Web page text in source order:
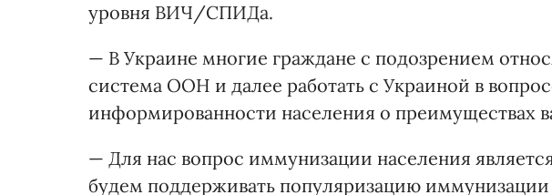
уровня ВИЧ/СПИДа.
— В Украине многие граждане с подозрением
система ООН и далее работать с Украиной в
информированности населения о преимуществах
— Для нас вопрос иммунизации населения
будем поддерживать популяризацию